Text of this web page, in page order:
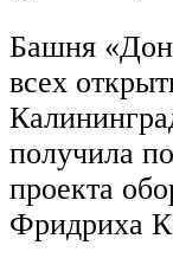
Башня
всех
получила
проекта
Фридриха